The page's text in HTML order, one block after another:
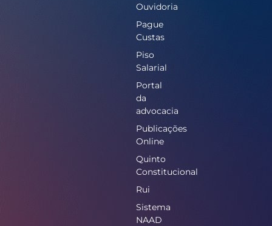
Ouvidoria
Pague
Custas
Piso
Salarial
Portal
da
advocacia
Publicações
Online
Quinto
Constitucional
Rui
Sistema
NAAD